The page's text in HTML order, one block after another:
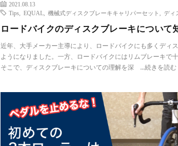
2021.08.13
Tips
EQUAL 機械式ディスクブレーキキャリパーセット ディ
ロードバイクのディスクブレーキについて
近年、大手メーカー主導により、ロードバイクにも多くディ
ようになりました。一方、ロードバイクにはリムブレーキで
そこで、ディスクブレーキについての理解を深 ...続きを読む